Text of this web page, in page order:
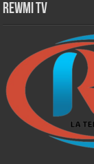
Rewmi TV